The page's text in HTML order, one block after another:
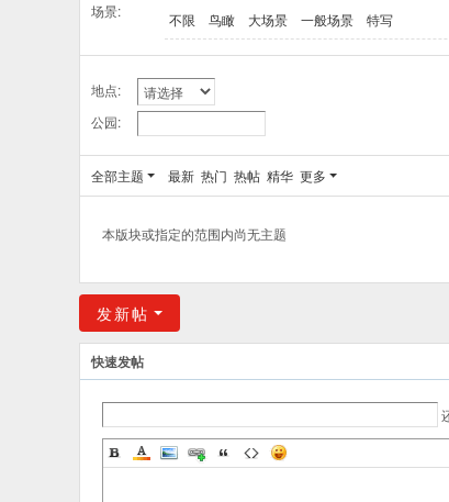
场景: 不限 鸟瞰 大场景 一般场景 特写
地点:
公园:
全部主题 最新 热门 热帖 精华 更多
本版块或指定的范围内尚无主题
发新帖
快速发帖